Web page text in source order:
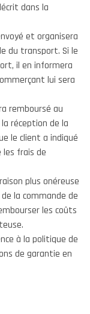
dans la
et organisera
du transport. Si le
il en informera
lui sera
remboursé au
réception de la
le client a indiqué
les frais de
plus onéreuse
la commande de
les coûts
à la politique de
de garantie en